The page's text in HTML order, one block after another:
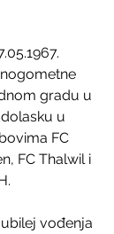
gradu u
u
FC
FC Thalwil i
vođenja